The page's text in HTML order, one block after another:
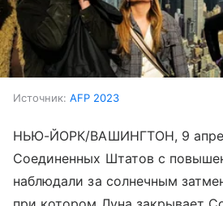
Источник: AFP 2023
НЬЮ-ЙОРК/ВАШИНГТОН, 9
Соединенных Штатов с
наблюдали за солнечным